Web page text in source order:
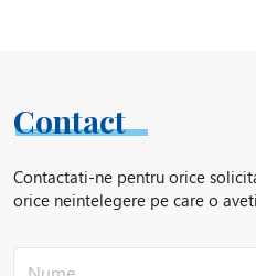
Afișaj intuitiv:
Td și ΔT pentru interpretare
stocarea valorilor și exportul
completă.
calibrare rapidă.
Contact
Contactati-ne pentru orice
orice neintelegere pe care o